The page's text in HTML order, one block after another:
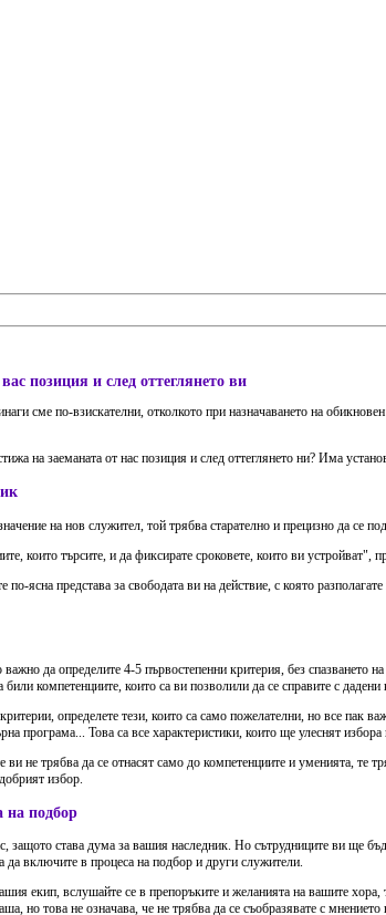
позиция и след оттеглянето ви
сме по-взискателни, отколкото при назначаването на
на заеманата от нас позиция и след оттеглянето ни? Има
на нов служител, той трябва старателно и прецизно да се
които търсите, и да фиксирате сроковете, които ви
ясна представа за свободата ви на действие, с която
да определите 4-5 първостепенни критерия, без
компетенциите, които са ви позволили да се справите с
определете тези, които са само пожелателни, но все пак
програма... Това са все характеристики, които ще улеснят избора
ви не трябва да се отнасят само до компетенциите и уменията,
избор.
на подбор
защото става дума за вашия наследник. Но сътрудниците ви ще
включите в процеса на подбор и други служители.
екип, вслушайте се в препоръките и желанията на вашите
но това не означава, че не трябва да се съобразявате с мнението